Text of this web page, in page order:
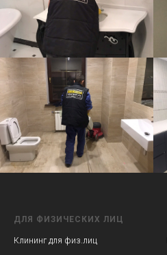
ДЛЯ ФИЗИЧЕСКИХ ЛИЦ
Клининг для физ.лиц